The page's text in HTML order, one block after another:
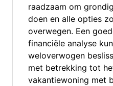
raadzaam om
doen en alle opties
overwegen. Een
financiële analyse
weloverwogen
met betrekking tot
vakantiewoning met